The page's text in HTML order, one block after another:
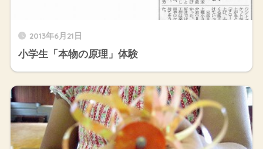
2013年6月21日
小学生「本物の原理」体験